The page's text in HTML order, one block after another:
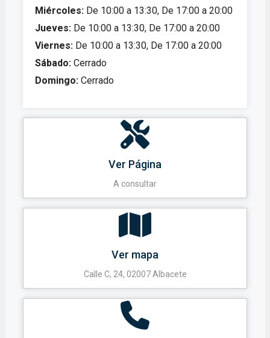
Miércoles: De 10:00 a 13:30, De 17:00 a 20:00
Jueves: De 10:00 a 13:30, De 17:00 a 20:00
Viernes: De 10:00 a 13:30, De 17:00 a 20:00
Sábado: Cerrado
Domingo: Cerrado
Ver Página
A consultar
Ver mapa
Calle C, 24, 02007 Albacete